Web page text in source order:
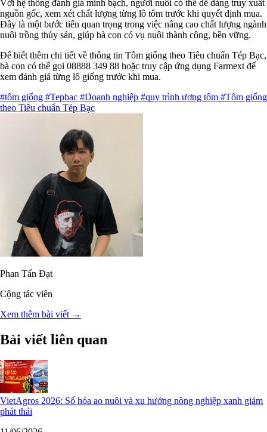
Với hệ thống đánh giá minh bạch, người nuôi có thể dễ dàng truy xuất
nguồn gốc, xem xét chất lượng từng lô tôm trước khi quyết định mua.
Đây là một bước tiến quan trọng trong việc nâng cao chất lượng ngành
nuôi trồng thủy sản, giúp bà con có vụ nuôi thành công, bền vững.
Để biết thêm chi tiết về thông tin Tôm giống theo Tiêu chuẩn Tép Bạc,
bà con có thể gọi 08888 349 88 hoặc truy cập ứng dụng Farmext để
xem đánh giá từng lô giống trước khi mua.
#tôm giống #Tepbac #Doanh nghiệp #quy trình ương tôm #Tôm giống
theo Tiêu chuẩn Tép Bạc
Phan Tấn Đạt
Cộng tác viên
Xem thêm bài viết →
Bài viết liên quan
VietAgros 2026: Số hóa ao nuôi và xu hướng nông nghiệp xanh giảm
phát thải